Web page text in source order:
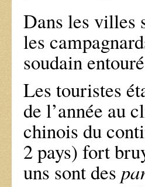
Dans les villes
les
soudain
Les touristes
de l’année au
chinois du
2 pays) fort
uns sont des